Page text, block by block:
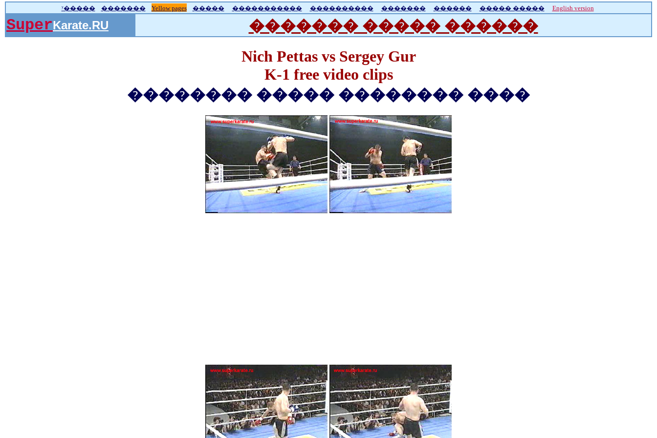
ʸ����� ������� Yellow pages ����� ����������� ���������� ������� ������ ����� ����� English version
SuperKarate.RU
������� ����� ������
Nich Pettas vs Sergey Gur
K-1 free video clips
�������� ����� �������� ����